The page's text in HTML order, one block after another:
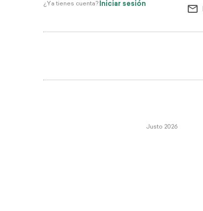
¿Ya tienes cuenta? Iniciar sesión
Justo 2026